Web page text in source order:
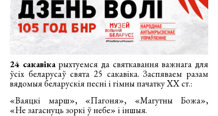
24 сакавікарыхтуемся да святкавання важнага для
ўсіх беларусаў свята 25 сакавіка. Заспяваем разам
вядомыя беларускія песні і гімны пачатку XX ст.:
«Ваяцкі марш», «Пагоня», «Магутны Божа»,
«Не загаснуць зоркі ў небе» і іншыя.